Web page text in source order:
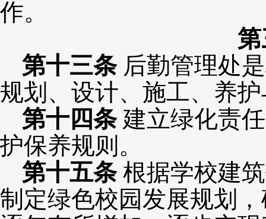
作。
第十三条 后勤管理处
规划、设计、施工、养
第十 四条 建立绿化责
护保养规则。
第十五条 根据学校建
制定绿色校园发展规划